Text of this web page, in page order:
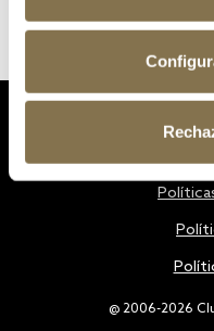
@ 2006-2026